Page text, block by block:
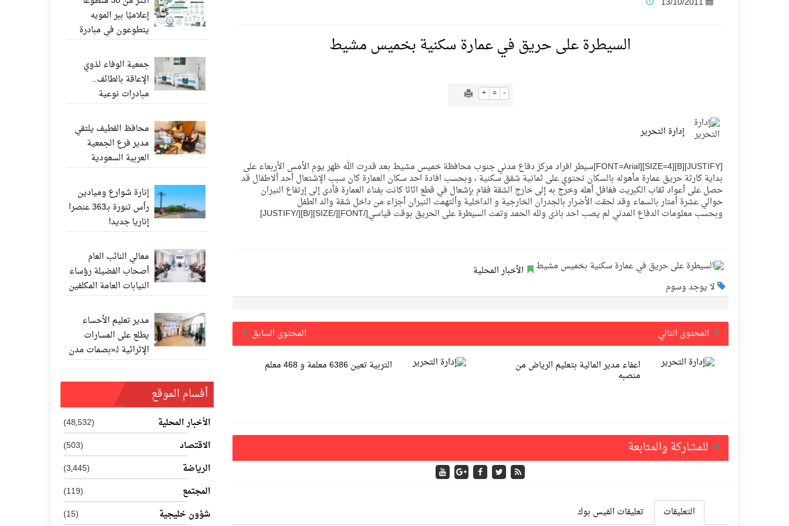
فنّ المكاتب للتجارة توقّع اتفاقية شراكة مع أكاديمية الهلال
تنافس قوي بين كبرى الإسطبلات في ثاني أسابيع موسم سباقات الرياض
سيل الخير يروي ملاعب الكوكب
كأس العالم للرياضات الإلكترونية شاهد على ريادة المملكة والنهضة الشاملة فيها
المنتخب السعودي ينافس (64) دولة في أولمبياد الفلك والفيزياء الفلكية الدولي بالهند
إعلاميًا ببر المويه
يتطوعون في مبادرة
«ناشر الخير» عبر
واتساب
جمعية الوفاء لذوي
الإعاقة بالطائف..
مبادرات نوعية
وإنجازات إنسانية تعزز
جودة الحياة
محافظ القطيف يلتقي
مدير فرع الجمعية
العربية السعودية
للثقافة والفنون بالدمام
إنارة شوارع وميادين
رأس تنورة بـ363 عنصرا
إناريا جديدا
معالي النائب العام
أصحاب الفضيلة رؤساء
النيابات العامة المكلفين
حديثًا
مدير تعليم الأحساء
يطلع على المسارات
الإثرائية لـ«بصمات مدن
المستقبل 202
أفسام الموقع
الأخبار المحلية
(48٬532)
الاقتصاد
(503)
الرياضة
(3٬445)
المجتمع
(119)
شؤون خليجية
(15)
السيطرة على حريق في عمارة سكنية بخميس مشيط
+ = -
إدارة التحرير
[JUSTIFY][B][SIZE=4][FONT=Arial]سيطر افراد مركز دفاع مدني جنوب محافظة خميس مشيط بعد قدرت الله ظهر يوم الأمس الأربعاء على
بداية كارثة حريق عمارة مأهوله بالسكان تحتوي على ثمانية شقق سكنية ، وبحسب افادة احد سكان العمارة كان سبب الإشتعال أحد ألاطفال قد
حصل على أعواد ثقاب الكبريت فغافل أهله وخرج به إلى خارج الشقة فقام بإشعال في قطع اثاثا كانت بفناء العمارة فأدى إلى إرتفاع النيران
حوالي عشرة أمتار بالسماء وقد لحقت الأضرار بالجدران الخارجية و الداخلية وألتهمت النيران أجزاء من داخل شقة والد الطفل
وبحسب معلومات الدفاع المدني لم يصب احد باذى ولله الحمد وتمت السيطرة على الحريق بوقت قياسي[/FONT][/SIZE][/B][/JUSTIFY]
الأخبار المحلية
لا يوجد وسوم
المحتوى السابق
المحتوى التالي
التربية تعين 6386 معلمة و 468 معلم
اعفاء مدير المالية بتعليم الرياض من
منصبه
للمشاركة والمتابعة
التعليقات تعليقات الفيس بوك